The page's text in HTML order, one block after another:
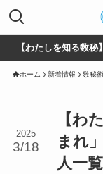
【わたしを知る数
ホーム 新着情報 数秘
【わ
まれ
人一覧
2025
3/18